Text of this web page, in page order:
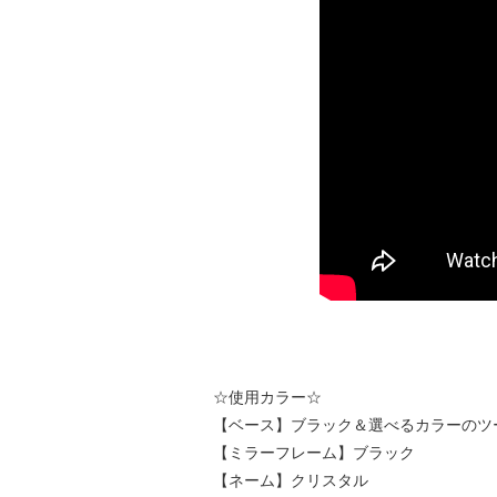
☆使用カラー☆
【ベース】ブラック＆選べるカラーの
【ミラーフレーム】ブラック
【ネーム】クリスタル